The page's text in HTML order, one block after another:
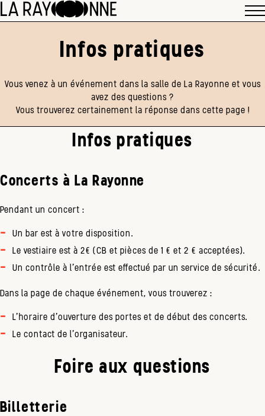
Infos pratiques
Vous venez à un événement dans la salle de La Rayonne et vous
avez des questions ?
Vous trouverez certainement la réponse dans cette page !
Infos pratiques
Concerts à La Rayonne
Pendant un concert :
Un bar est à votre disposition.
Le vestiaire est à 2€ (CB et pièces de 1 € et 2 € acceptées).
Un contrôle à l'entrée est effectué par un service de sécurité.
Dans la page de chaque événement, vous trouverez :
L'horaire d'ouverture des portes et de début des concerts.
Le contact de l'organisateur.
Foire aux questions
Billetterie